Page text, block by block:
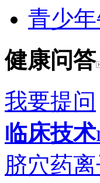
青少
健康问答
我要提问
临床技术
脐穴药